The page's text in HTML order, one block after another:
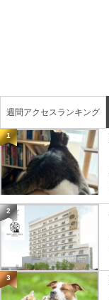
週間アクセスランキング
1
2
3